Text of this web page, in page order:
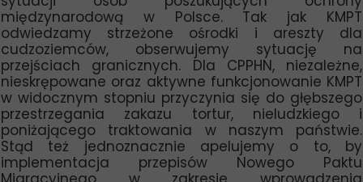
międzynarodową w Polsce. Tak jak KMPT
odwiedzamy strzeżone ośrodki i areszty dla
cudzoziemców, obserwujemy sytuację na
przejściach granicznych. Dla CPPHN, niezależne,
nieskrępowane oraz aktywne funkcjonowanie KMPT
w widocznym stopniu przyczynia się do głębszego
przestrzegania zakazu tortur, nieludzkiego i
poniżającego traktowania w naszym państwie.
Stąd też jednoznacznie apelujemy o to, by
implementacja przepisów Nowego Paktu